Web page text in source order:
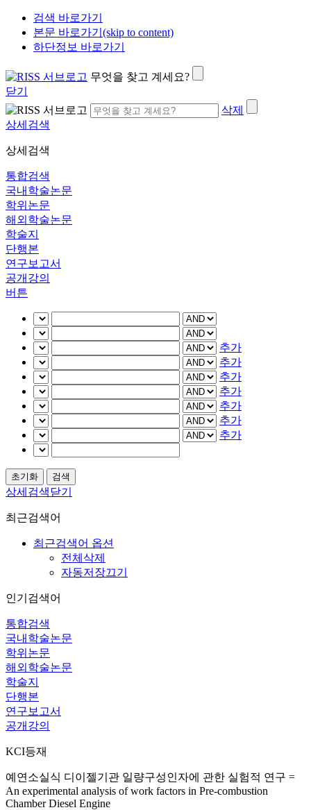
검색 바로가기
본문 바로가기(skip to content)
하단정보 바로가기
무엇을 찾고 계세요?
닫기
삭제
상세검색
상세검색
통합검색
국내학술논문
학위논문
해외학술논문
학술지
단행본
연구보고서
공개강의
버튼
추가
추가
추가
추가
추가
추가
추가
상세검색닫기
최근검색어
최근검색어 옵션
전체삭제
자동저장끄기
인기검색어
통합검색
국내학술논문
학위논문
해외학술논문
학술지
단행본
연구보고서
공개강의
KCI등재
예연소실식 디이젤기관 일량구성인자에 관한 실험적 연구 =
An experimental analysis of work factors in Pre-combustion
Chamber Diesel Engine